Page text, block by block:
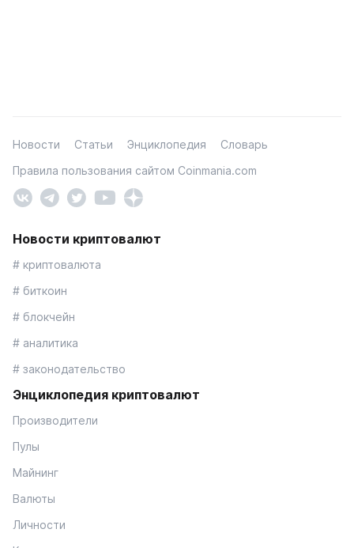
Новости Статьи Энциклопедия
Словарь
Правила пользования сайтом Coinmania.com
Новости криптовалют
# криптовалюта
# биткоин
# блокчейн
# аналитика
# законодательство
Энциклопедия криптовалют
Производители
Пулы
Майнинг
Валюты
Личности